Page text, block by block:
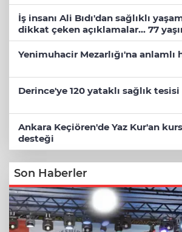
İş insanı Ali Bıdı'dan sağlıklı
dikkat çeken açıklamalar... 77
mucizesi
Yenimuhacir Mezarlığı'na anlamlı
Derince'ye 120 yataklı sağlık
Ankara Keçiören'de Yaz Kur'an
desteği
Son Haberler